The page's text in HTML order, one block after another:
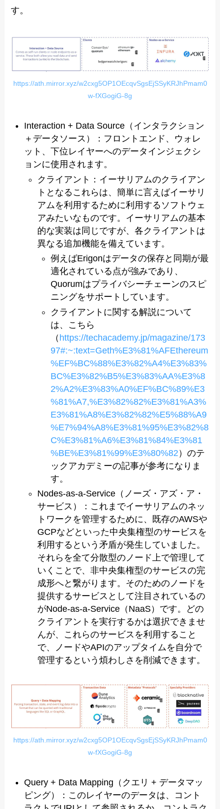
す。
https://ath.mirror.xyz/w2cxg5OP1OEcqvSgsEjSSyKRJhPmam0
w-fXGogiG-8g
Interaction + Data Source（インタラクション
＋データソース）：フロントエンド、ウォレ
ット、下位レイヤーへのデータインジェクシ
ョンに使用されます。
クライアント：イーサリアムのクライアン
トとなるこれらは、簡単に言えばイーサリ
アムを利用するために利用するソフトウェ
アみたいなものです。イーサリアムの基本
的な実装は同じですが、各クライアントは
異なる追加機能を備えています。
例えばErigonはデータの保存と同期が最
適化されている点が強みであり、
Quorumはプライバシーチェーンのスピ
ニングをサポートしています。
クライアントに関する解説について
は、こちら
（ https://techacademy.jp/magazine/173
97#:~:text=Geth%E3%81%AFEthereum
%EF%BC%88%E3%82%A4%E3%83%
BC%E3%82%B5%E3%83%AA%E3%8
2%A2%E3%83%A0%EF%BC%89%E3
%81%A7,%E3%82%82%E3%81%A3%
E3%81%A8%E3%82%82%E5%88%A9
%E7%94%A8%E3%81%95%E3%82%8
C%E3%81%A6%E3%81%84%E3%81
%BE%E3%81%99%E3%80%82 ）のテ
ックアカデミーの記事が参考になりま
す。
Nodes-as-a-Service（ノーズ・アズ・ア・
サービス）：これまでイーサリアムのネッ
トワークを管理するために、既存のAWSや
GCPなどといった中央集権型のサービスを
利用するという矛盾が発生していました。
それらを全て分散型のノード上で管理して
いくことで、非中央集権型のサービスの完
成形へと繋がります。そのためのノードを
提供するサービスとして注目されているの
がNode-as-a-Service（NaaS）です。どの
クライアントを実行するかは選択できませ
んが、これらのサービスを利用すること
で、ノードやAPIのアップタイムを自分で
管理するという煩わしさを削減できます。
https://ath.mirror.xyz/w2cxg5OP1OEcqvSgsEjSSyKRJhPmam0
w-fXGogiG-8g
Query + Data Mapping（クエリ + データマッ
ピング）：このレイヤーのデータは、コント